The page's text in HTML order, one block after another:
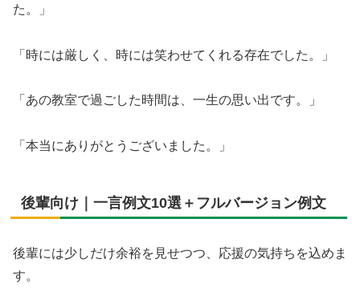
た。」
「時には厳しく、時には笑わせてくれる存在でした。」
「あの教室で過ごした時間は、一生の思い出です。」
「本当にありがとうございました。」
後輩向け｜一言例文10選＋フルバージョン例文
後輩には少しだけ余裕を見せつつ、応援の気持ちを込めま
す。